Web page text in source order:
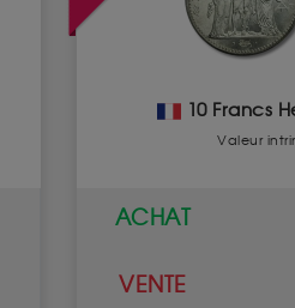
10 Francs
Valeur
ACHAT
VENTE